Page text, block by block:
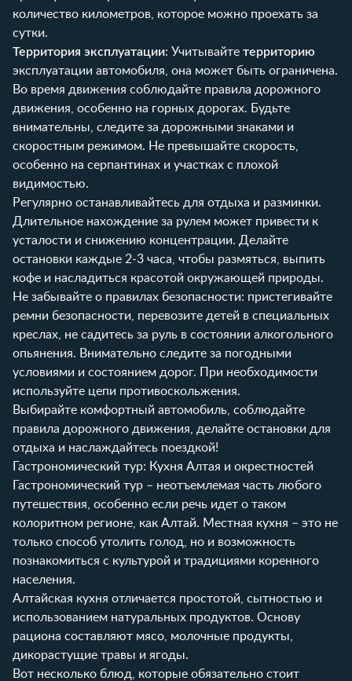
количество километров, которое можно проехать за
сутки.
Территория эксплуатации: Учитывайте территорию
эксплуатации автомобиля, она может быть ограничена.
Во время движения соблюдайте правила дорожного
движения, особенно на горных дорогах. Будьте
внимательны, следите за дорожными знаками и
скоростным режимом. Не превышайте скорость,
особенно на серпантинах и участках с плохой
видимостью.
Регулярно останавливайтесь для отдыха и разминки.
Длительное нахождение за рулем может привести к
усталости и снижению концентрации. Делайте
остановки каждые 2-3 часа, чтобы размяться, выпить
кофе и насладиться красотой окружающей природы.
Не забывайте о правилах безопасности: пристегивайте
ремни безопасности, перевозите детей в специальных
креслах, не садитесь за руль в состоянии алкогольного
опьянения. Внимательно следите за погодными
условиями и состоянием дорог. При необходимости
используйте цепи противоскольжения.
Выбирайте комфортный автомобиль, соблюдайте
правила дорожного движения, делайте остановки для
отдыха и наслаждайтесь поездкой!
Гастрономический тур: Кухня Алтая и окрестностей
Гастрономический тур – неотъемлемая часть любого
путешествия, особенно если речь идет о таком
колоритном регионе, как Алтай. Местная кухня – это не
только способ утолить голод, но и возможность
познакомиться с культурой и традициями коренного
населения.
Алтайская кухня отличается простотой, сытностью и
использованием натуральных продуктов. Основу
рациона составляют мясо, молочные продукты,
дикорастущие травы и ягоды.
Вот несколько блюд, которые обязательно стоит